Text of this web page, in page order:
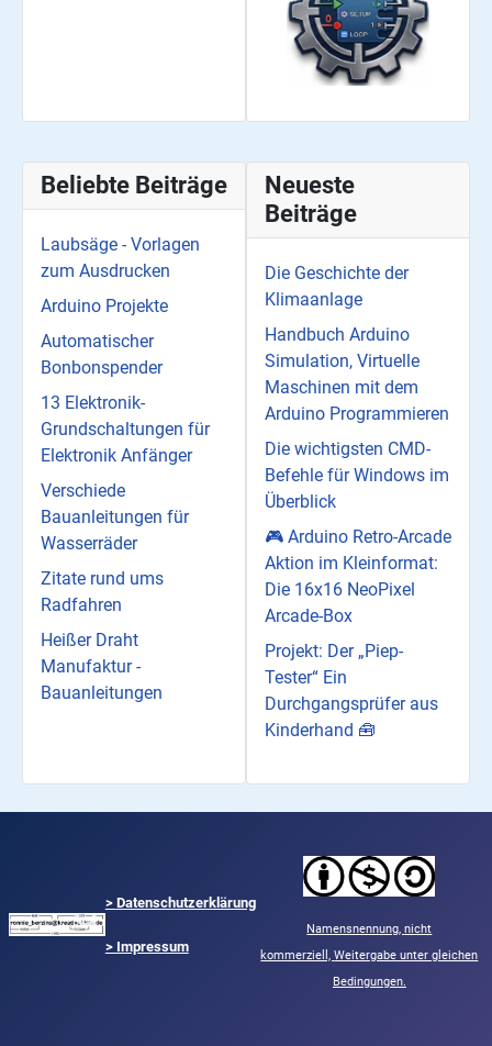
Beliebte Beiträge
Laubsäge - Vorlagen
zum Ausdrucken
Arduino Projekte
Automatischer
Bonbonspender
13 Elektronik-
Grundschaltungen für
Elektronik Anfänger
Verschiede
Bauanleitungen für
Wasserräder
Zitate rund ums
Radfahren
Heißer Draht
Manufaktur -
Bauanleitungen
Neueste
Beiträge
Die Geschichte der
Klimaanlage
Handbuch Arduino
Simulation, Virtuelle
Maschinen mit dem
Arduino Programmieren
Die wichtigsten CMD-
Befehle für Windows im
Überblick
🎮 Arduino Retro-Arcade
Aktion im Kleinformat:
Die 16x16 NeoPixel
Arcade-Box
Projekt: Der „Piep-
Tester“ Ein
Durchgangsprüfer aus
Kinderhand 🧰
> Datenschutzerklärung
> Impressum
Namensnennung,nicht
kommerziell,Weitergabe unter gleichen
Bedingungen.